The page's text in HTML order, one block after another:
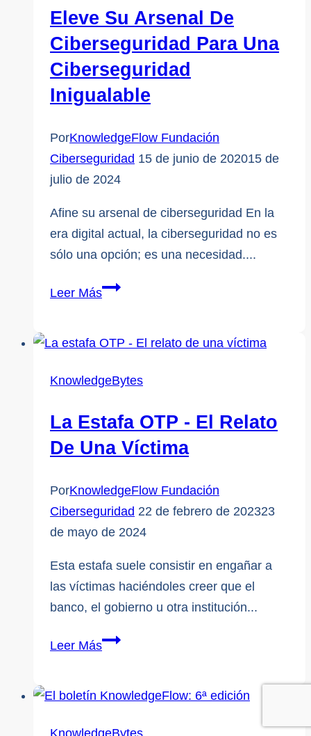
2024
Eleve Su Arsenal De
Ciberseguridad Para Una
Ciberseguridad
Inigualable
PorKnowledgeFlow Fundación
Ciberseguridad 15 de junio de 202015 de
julio de 2024
Afine su arsenal de ciberseguridad En la
era digital actual, la ciberseguridad no es
sólo una opción; es una necesidad....
Leer MásEleve
de
para
una
ciberseguridad
inigualable
KnowledgeBytes
La Estafa OTP - El Relato
De Una Víctima
PorKnowledgeFlow Fundación
Ciberseguridad 22 de febrero de 202323
de mayo de 2024
Esta estafa suele consistir en engañar a
las víctimas haciéndoles creer que el
banco, el gobierno u otra institución...
Leer MásLa
-
KnowledgeBytes